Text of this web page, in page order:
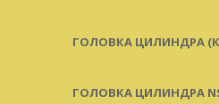
ГОЛОВКА ЦИЛИНДРА
ГОЛОВКА ЦИЛИНДРА